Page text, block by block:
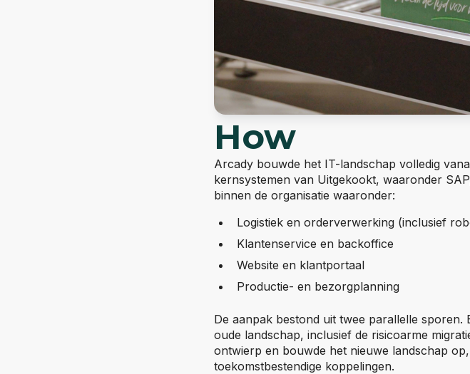
How
Arcady bouwde het IT-landschap volledig
kernsystemen van Uitgekookt, waaronder
binnen de organisatie waaronder:
Logistiek en orderverwerking (inclusief
Klantenservice en backoffice
Website en klantportaal
Productie- en bezorgplanning
De aanpak bestond uit twee parallelle
oude landschap, inclusief de risicoarme
ontwierp en bouwde het nieuwe landschap
toekomstbestendige koppelingen.